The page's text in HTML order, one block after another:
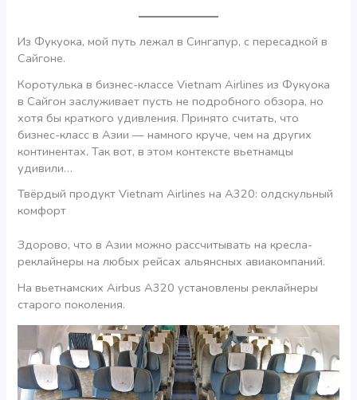
Из Фукуока, мой путь лежал в Сингапур, с пересадкой в
Сайгоне.
Коротулька в бизнес-классе Vietnam Airlines из Фукуока
в Сайгон заслуживает пусть не подробного обзора, но
хотя бы краткого удивления. Принято считать, что
бизнес-класс в Азии — намного круче, чем на других
континентах. Так вот, в этом контексте вьетнамцы
удивили…
Твёрдый продукт Vietnam Airlines на A320: олдскульный
комфорт
Здорово, что в Азии можно рассчитывать на кресла-
реклайнеры на любых рейсах альянсных авиакомпаний.
На вьетнамских Airbus A320 установлены реклайнеры
старого поколения.